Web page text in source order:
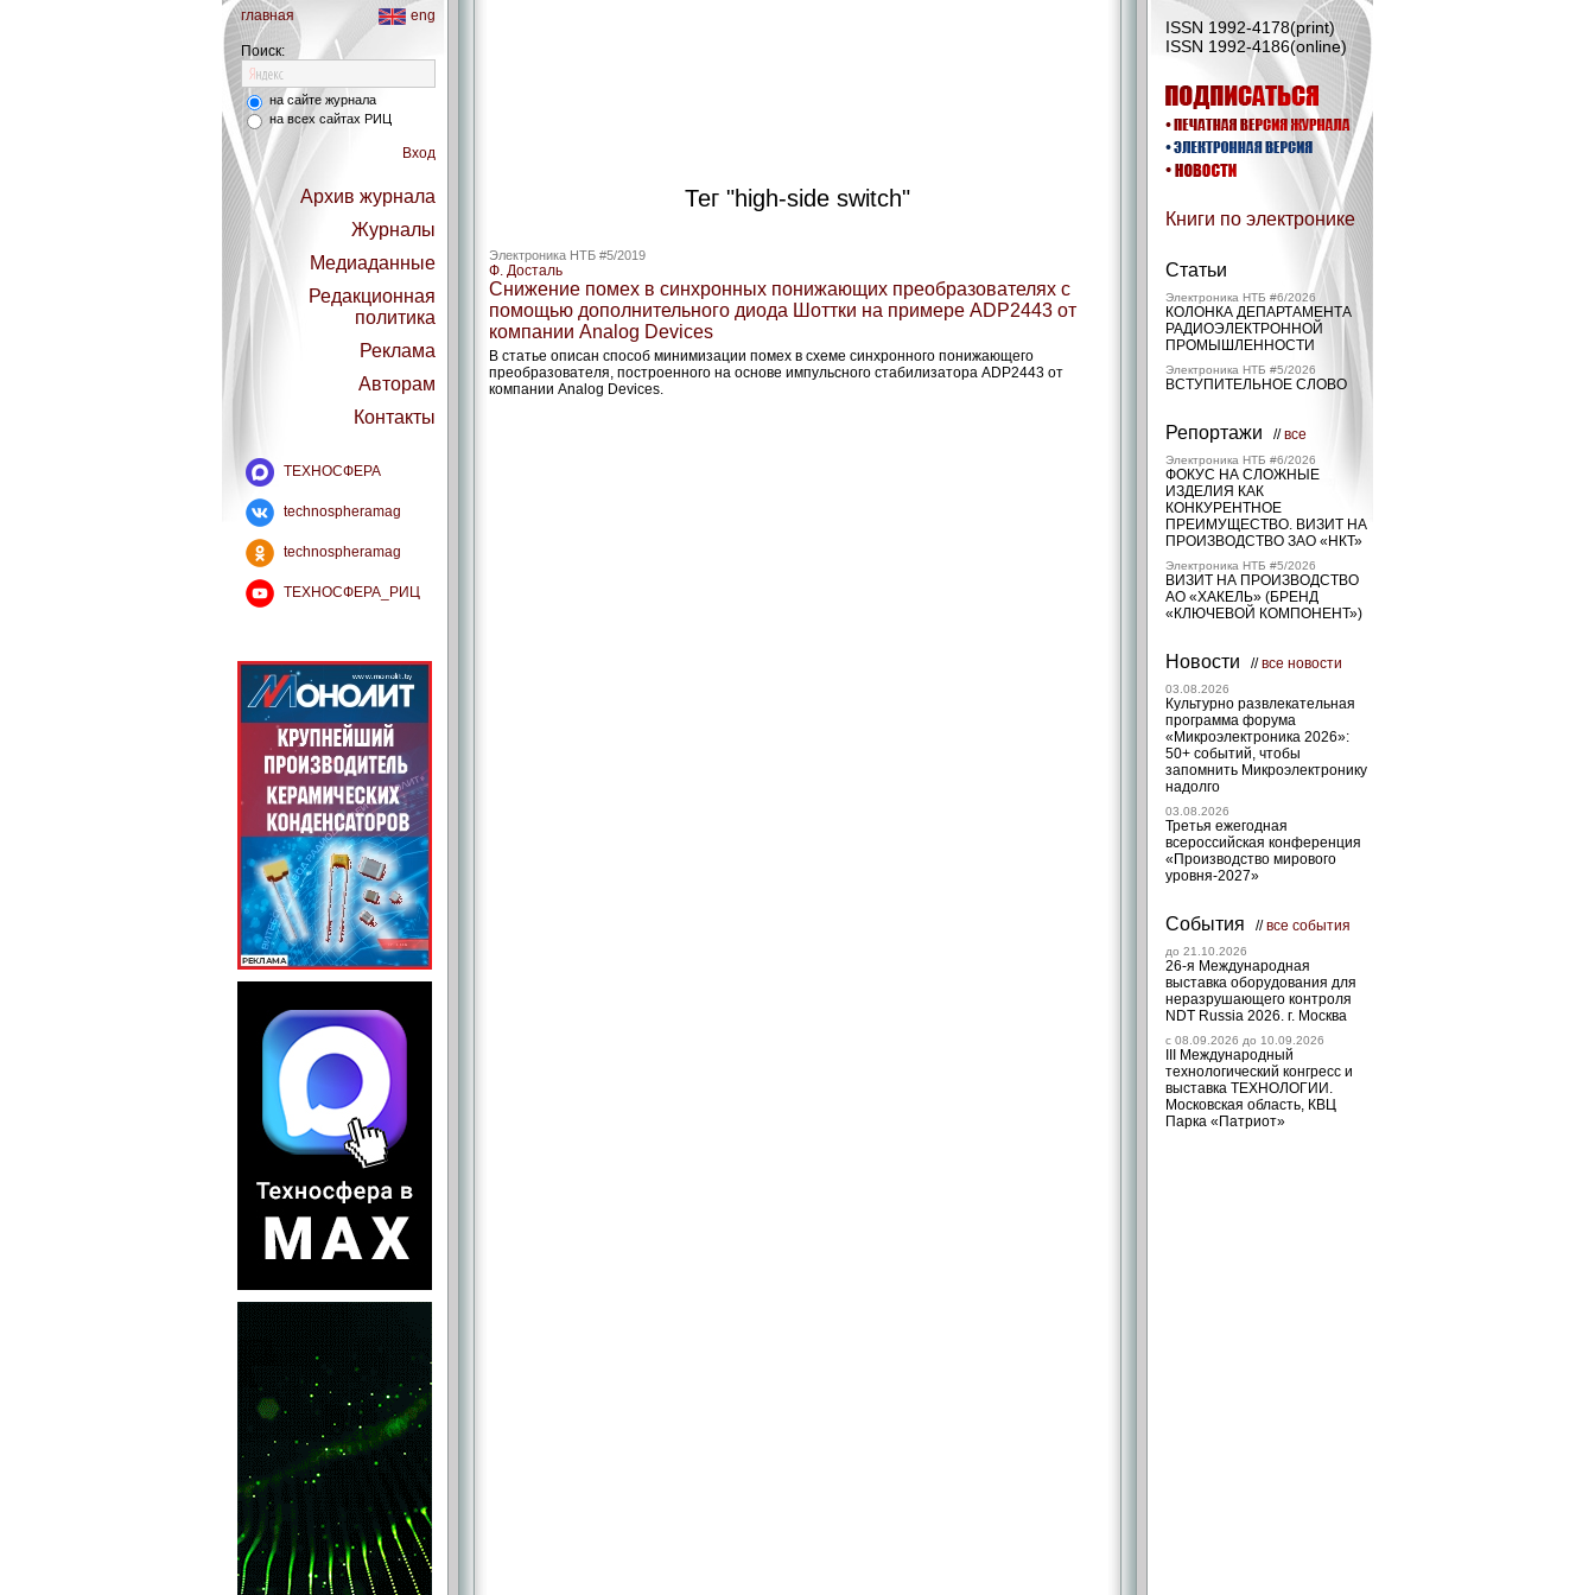
главная eng
Поиск:
на сайте журнала
на всех сайтах РИЦ
Вход
Архив журнала
Журналы
Медиаданные
Редакционная
политика
Реклама
Авторам
Контакты
ТЕХНОСФЕРА
technospheramag
technospheramag
ТЕХНОСФЕРА_РИЦ
ISSN 1992-4178(print)
ISSN 1992-4186(online)
Книги по электронике
Статьи
Электроника НТБ #6/2026
КОЛОНКА ДЕПАРТАМЕНТА
РАДИОЭЛЕКТРОННОЙ
ПРОМЫШЛЕННОСТИ
Электроника НТБ #5/2026
ВСТУПИТЕЛЬНОЕ СЛОВО
Репортажи //все
Электроника НТБ #6/2026
ФОКУС НА СЛОЖНЫЕ
ИЗДЕЛИЯ КАК
КОНКУРЕНТНОЕ
ПРЕИМУЩЕСТВО. ВИЗИТ НА
ПРОИЗВОДСТВО ЗАО «НКТ»
Электроника НТБ #5/2026
ВИЗИТ НА ПРОИЗВОДСТВО
АО «ХАКЕЛЬ» (БРЕНД
«КЛЮЧЕВОЙ КОМПОНЕНТ»)
Новости //все новости
03.08.2026
Культурно развлекательная
программа форума
«Микроэлектроника 2026»:
50+ событий, чтобы
запомнить Микроэлектронику
надолго
03.08.2026
Третья ежегодная
всероссийская конференция
«Производство мирового
уровня-2027»
События //все события
до 21.10.2026
26-я Международная
выставка оборудования для
неразрушающего контроля
NDT Russia 2026. г. Москва
c 08.09.2026 до 10.09.2026
III Международный
технологический конгресс и
выставка ТЕХНОЛОГИИ.
Московская область, КВЦ
Парка «Патриот»
Тег "high-side switch"
Электроника НТБ #5/2019
Ф. Досталь
Снижение помех в синхронных понижающих преобразователях с
помощью дополнительного диода Шоттки на примере ADP2443 от
компании Analog Devices
В статье описан способ минимизации помех в схеме синхронного понижающего
преобразователя, построенного на основе импульсного стабилизатора ADP2443 от
компании Analog Devices.